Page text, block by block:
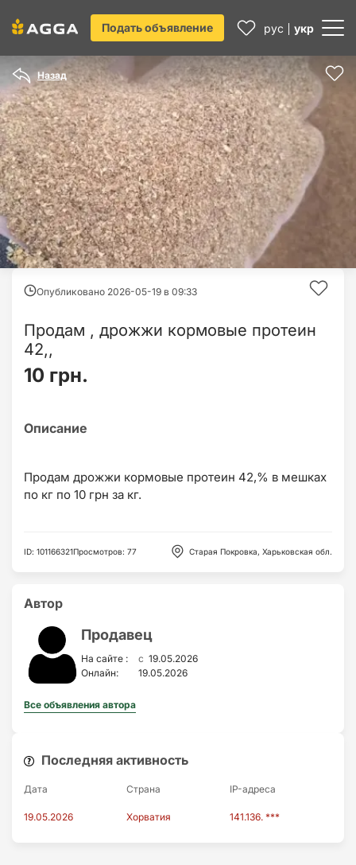
Подать объявление рус укр
Назад
Опубликовано 2026-05-19 в 09:33
Продам , дрожжи кормовые протеин
42,,
10 грн.
Продам дрожжи кормовые протеин 42,% в мешках
ID: 101166321Просмотров: 77 Старая Покровка, Харьковская обл.
Автор
Продавец
На сайте : c 19.05.2026
Онлайн:
19.05.2026
Все объявления автора
Последняя активность
Дата Страна IP-адресa
19.05.2026 Хорватия 141.136. ***